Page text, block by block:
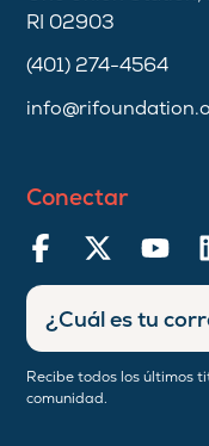
RI 02903
(401) 274-4564
Conectar
Recibe todos los últimos
comunidad.
Ingresar
dirección
de
correo